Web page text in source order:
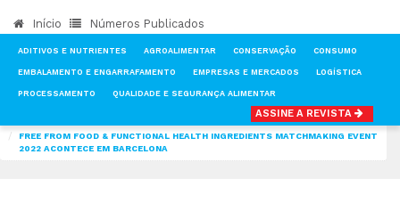
Início Números Publicados
ADITIVOS E NUTRIENTES AGROALIMENTAR CONSERVAÇÃO CONSUMO
EMBALAMENTO E ENGARRAFAMENTO EMPRESAS E MERCADOS LOGÍSTICA
PROCESSAMENTO QUALIDADE E SEGURANÇA ALIMENTAR
ASSINE A REVISTA
FREE FROM FOOD & FUNCTIONAL HEALTH INGREDIENTS MATCHMAKING EVENT
2022 ACONTECE EM BARCELONA